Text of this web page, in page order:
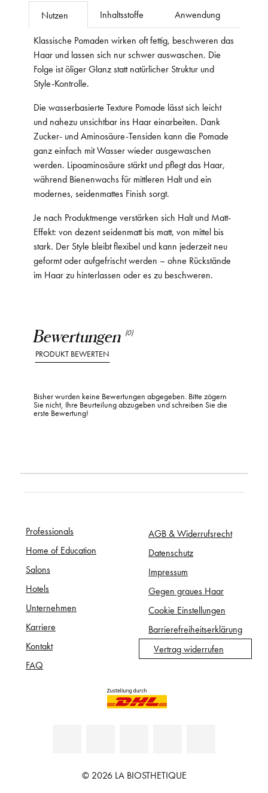
Bewertungen (0)
PRODUKT BEWERTEN
Bisher wurden keine Bewertungen abgegeben. Bitte zögern
Sie nicht, Ihre Beurteilung abzugeben und schreiben Sie die
erste Bewertung!
Nutzen Inhaltsstoffe Anwendung
Klassische Pomaden wirken oft fettig, beschweren das
Haar und lassen sich nur schwer auswaschen. Die
Folge ist öliger Glanz statt natürlicher Struktur und
Style-Kontrolle.
Die wasserbasierte Texture Pomade lässt sich leicht
und nahezu unsichtbar ins Haar einarbeiten. Dank
Zucker- und Aminosäure-Tensiden kann die Pomade
ganz einfach mit Wasser wieder ausgewaschen
werden. Lipoaminosäure stärkt und pflegt das Haar,
während Bienenwachs für mittleren Halt und ein
modernes, seidenmattes Finish sorgt.
Je nach Produktmenge verstärken sich Halt und Matt-
Effekt: von dezent seidenmatt bis matt, von mittel bis
stark. Der Style bleibt flexibel und kann jederzeit neu
geformt oder aufgefrischt werden – ohne Rückstände
im Haar zu hinterlassen oder es zu beschweren.
Professionals
Home of Education
Salons
Hotels
Unternehmen
Karriere
Kontakt
FAQ
AGB & Widerrufsrecht
Datenschutz
Impressum
Gegen graues Haar
Cookie Einstellungen
Barrierefreiheitserklärung
Vertrag widerrufen
© 2026 LA BIOSTHETIQUE